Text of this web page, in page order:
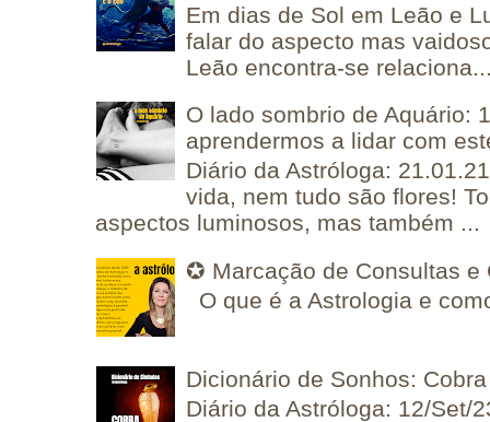
Em dias de Sol em Leão e
falar do aspecto mas
Leão encontra-se
O lado sombrio de Aquário:
aprendermos a lidar com
Diário da Astróloga:
vida, nem tudo são flores!
aspectos luminosos, mas também ...
✪ Marcação de Consultas e
O que é a Astrologia e
Dicionário de Sonhos: Cobra
Diário da Astróloga: 12/Set/